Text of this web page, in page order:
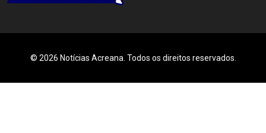
© 2026 Notícias Acreana. Todos os direitos reservados.